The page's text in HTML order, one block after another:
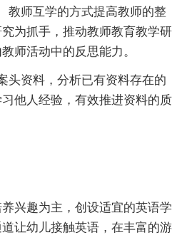
教师互学的方式提高教师的整
为抓手，推动教师教育教学研
师活动中的反思能力。
头资料，分析已有资料存在的
他人经验，有效推进资料的质
兴趣为主，创设适宜的英语学
让幼儿接触英语，在丰富的游